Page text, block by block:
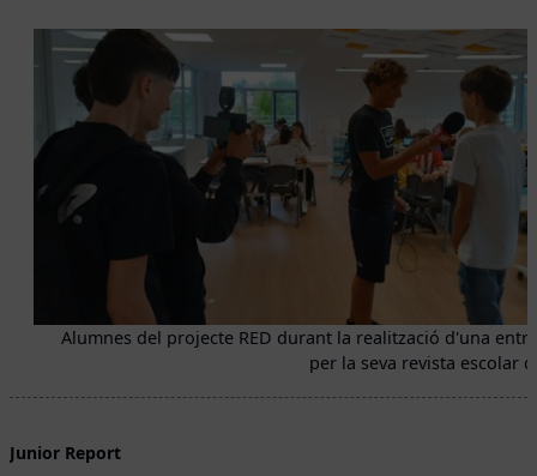
Alumnes del projecte RED durant la realització d'una
per la seva revista escolar
Junior Report